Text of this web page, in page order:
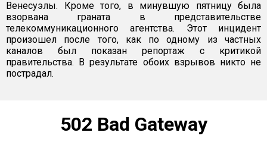
Венесуэлы. Кроме того, в минувшую пятницу была
взорвана граната в представительстве
телекоммуникационного агентства. Этот инцидент
произошел после того, как по одному из частных
каналов был показан репортаж с критикой
правительства. В результате обоих взрывов никто не
пострадал.
502 Bad Gateway